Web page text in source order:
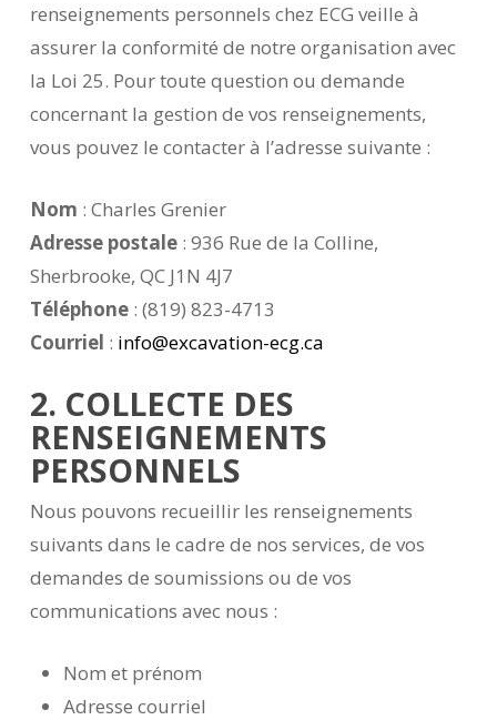
renseignements personnels chez ECG veille à
assurer la conformité de notre organisation avec
la Loi 25. Pour toute question ou demande
concernant la gestion de vos renseignements,
vous pouvez le contacter à l’adresse suivante :
Nom : Charles Grenier
Adresse postale: 936 Rue de la Colline,
Sherbrooke, QC J1N 4J7
Téléphone: (819) 823-4713
Courriel : info@excavation-ecg.ca
2. COLLECTE DES
RENSEIGNEMENTS
PERSONNELS
Nous pouvons recueillir les renseignements
suivants dans le cadre de nos services, de vos
demandes de soumissions ou de vos
communications avec nous :
Nom et prénom
Adresse courriel